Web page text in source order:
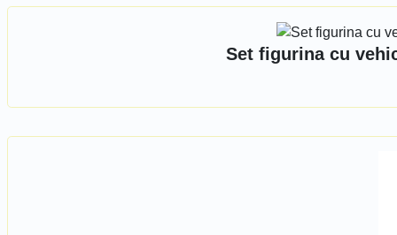
Set figurina cu